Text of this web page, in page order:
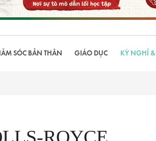
SÓC BẢN THÂN GIÁO DỤC KỲ NGHỈ